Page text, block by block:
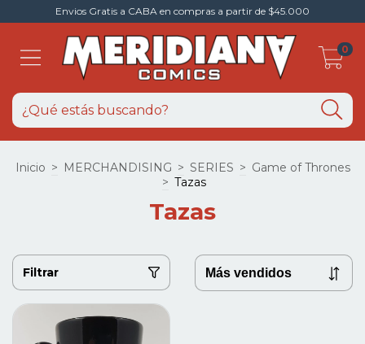
Envios Gratis a CABA en compras a partir de $45.000
0
Inicio > MERCHANDISING > SERIES > Game of Thrones
> Tazas
Tazas
Filtrar